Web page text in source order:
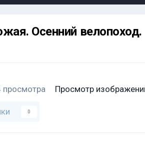
Осенний велопоход.
просмотра Просмотр
0